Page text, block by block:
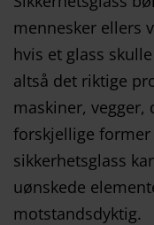
mennesker ellers
hvis et glass
altså det riktige
maskiner,
forskjellige
sikkerhetsglass
uønskede
motstandsdyktig.